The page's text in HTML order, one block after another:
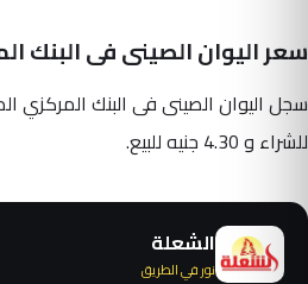
سعر اليوان الصينى فى البنك
للشراء و 4.30 جنيه للبيع.
الشعلة
نور في الطريق